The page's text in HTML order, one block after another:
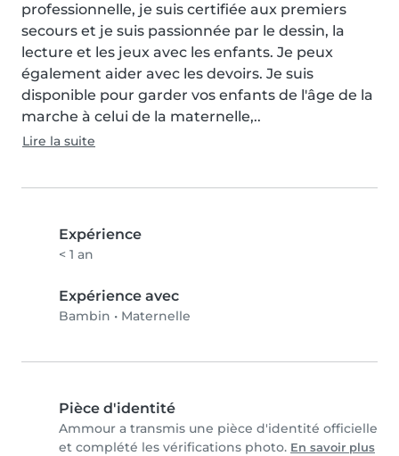
professionnelle, je suis certifiée aux premiers
secours et je suis passionnée par le dessin, la
lecture et les jeux avec les enfants. Je peux
également aider avec les devoirs. Je suis
disponible pour garder vos enfants de l'âge de la
marche à celui de la maternelle,..
Lire la suite
Expérience
< 1 an
Expérience avec
Bambin • Maternelle
Pièce d'identité
Ammour a transmis une pièce d'identité officielle
et complété les vérifications photo. En savoir plus